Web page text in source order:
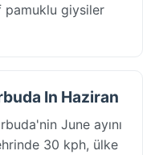
pamuklu giysiler
In Haziran
June ayını
30 kph, ülke